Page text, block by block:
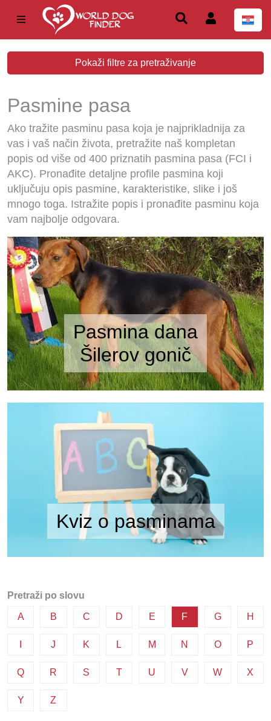
Pokaži filtre za pretraživanje
Pasmine pasa
Ako tražite pasminu pasa koja je najprikladnija za
vas i vaš način života, pretražite naš kompletan
popis od više od 400 priznatih pasmina pasa (FCI i
AKC). Pronađite detaljne profile pasmina koji
uključuju opis pasmine, karakteristike, slike i još
mnogo toga. Istražite popis i pronađite pasminu koja
vam najbolje odgovara.
Pasmina dana
Šilerov gonič
Kviz o pasminama
Pretraži po slovu
A B C D E F G H
J K L M N O P
Q R S T U V W X
Y Z